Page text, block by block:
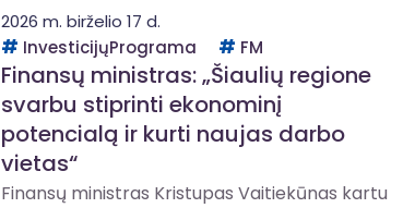
2026 m. birželio 17 d.
InvesticijųPrograma
FM
Finansų ministras: „Šiaulių regione
svarbu stiprinti ekonominį
potencialą ir kurti naujas darbo
vietas“
Finansų ministras Kristupas Vaitiekūnas kartu